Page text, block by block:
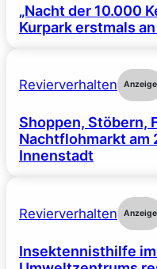
„Nacht der 10.000
Kurpark erstmals
Revierverhalten Anzeige
Shoppen, Stöbern,
Nachtflohmarkt am
Innenstadt
Revierverhalten Anzeige
Insektennisthilfe